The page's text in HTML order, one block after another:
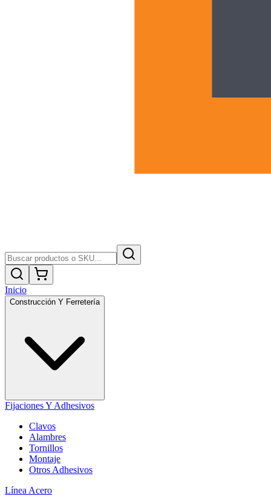
Inicio
Construcción Y Ferretería
Fijaciones Y Adhesivos
Clavos
Alambres
Tornillos
Montaje
Otros Adhesivos
Línea Acero